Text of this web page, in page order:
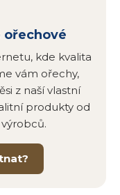
ořechové
kde kvalita
vám ořechy,
z naší vlastní
produkty od